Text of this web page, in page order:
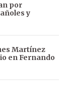
por
y
Martínez
en Fernando